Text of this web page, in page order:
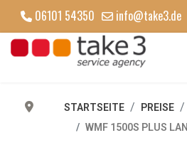
06101 54350 info@take3.de
STARTSEITE PREISE
WMF 1500S PLUS